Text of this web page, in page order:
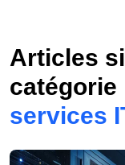
Articles
catégorie
services